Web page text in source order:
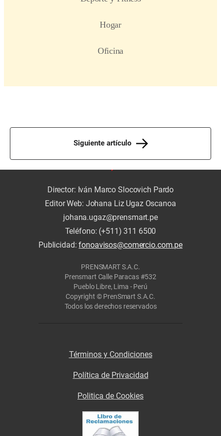
Siguiente artículo
Director: Iván Marco Slocovich Pardo
Editor Web: Johana Liz Ugaz Oscanoa
johana.ugaz@prensmart.pe
Teléfono: (+511) 311 6500
Publicidad:fonoavisos@comercio.com.pe
PRENSMART S.A.C.
Prensmart Calle Paracas #532
Pueblo Libre, Lima - Perú
Copyright © PrenSmart S.A.C.
Todos los derechos reservados
Términos y Condiciones
Política de Privacidad
Politica de Cookies